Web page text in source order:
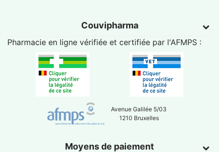
Couvipharma
Pharmacie en ligne vérifiée et certifiée par l'AFMPS :
Avenue Galilée 5/03
1210 Bruxelles
Moyens de paiement